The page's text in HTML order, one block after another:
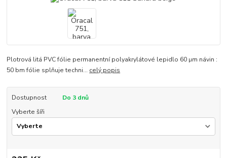
Plotrová litá PVC fólie permanentní polyakrylátové lepidlo 60 µm návin :
50 bm fólie splňuje techni... celý popis
Dostupnost
Do 3 dnů
Vyberte šíři